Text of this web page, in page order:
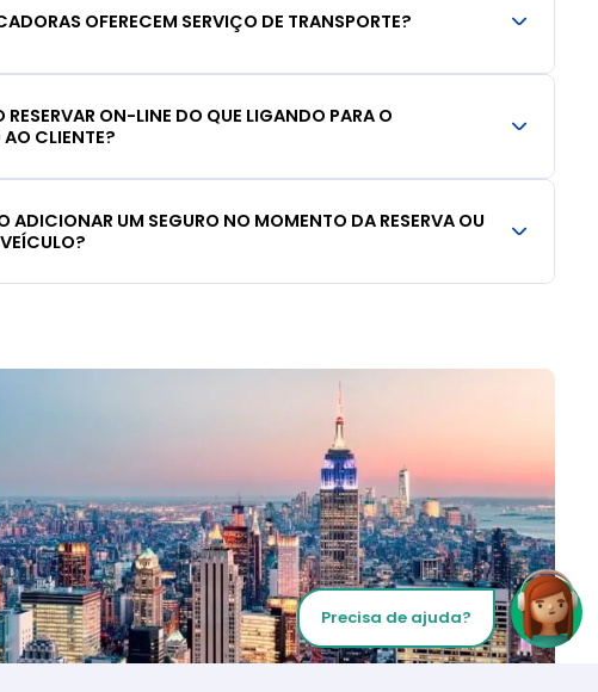
OFERECEM SERVIÇO DE TRANSPORTE?
RESERVAR ON-LINE DO QUE LIGANDO PARA O
CLIENTE?
ADICIONAR UM SEGURO NO MOMENTO DA RESERVA OU
Precisa de ajuda?